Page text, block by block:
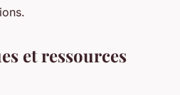
et ressources